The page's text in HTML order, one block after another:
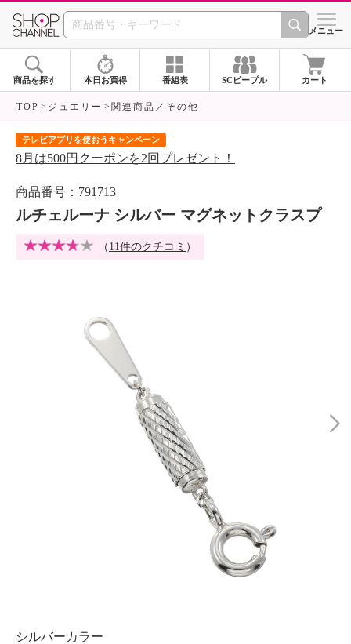
SHOP CHANNEL シメニュー
商品を探す 本日お買得 番組表 SCピープル カート
TOP ジュエリー 関連商品／その他
テレビアプリを使おうキャンペーン
8月は500円クーポンを2回プレゼント！
商品番号：791713
ルチェルーナ シルバー マグネットクラスプ
（ 11件のクチコミ ）
シルバーカラー